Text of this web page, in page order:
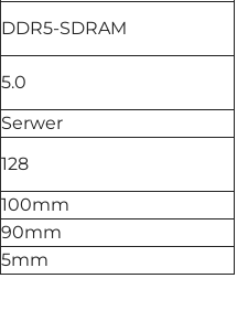
DDR5-SDRAM
5.0
Serwer
128
100mm
90mm
5mm